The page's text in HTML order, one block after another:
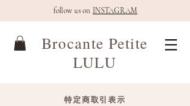
follow us on INSTAGRAM
Brocante Petite
LULU
​特定商取引表示